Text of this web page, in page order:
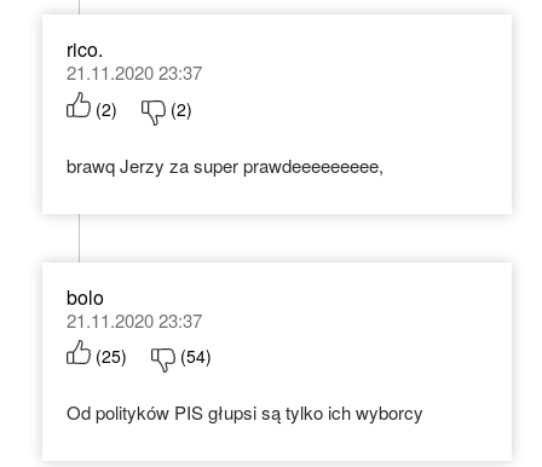
rico.
21.11.2020 23:37
(2) (2)
brawq Jerzy za super prawdeeeeeeeee,
bolo
21.11.2020 23:37
(25) (54)
Od polityków PIS głupsi są tylko ich wyborcy